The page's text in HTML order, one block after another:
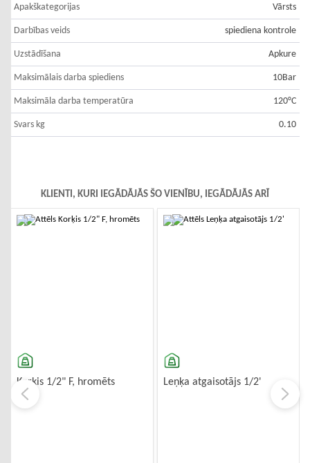
Apakškategorijas Vārsts
Darbības veids spiediena kontrole
Uzstādīšana Apkure
Maksimālais darba spiediens 10Bar
Maksimāla darba temperatūra 120°C
Svars kg 0.10
KLIENTI, KURI IEGĀDĀJĀS ŠO VIENĪBU, IEGĀDĀJĀS ARĪ
Korķis 1/2" F, hromēts Leņķa atgaisotājs 1/2'